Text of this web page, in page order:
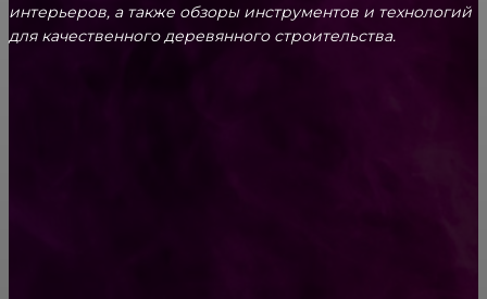
интерьеров, а также обзоры инструментов и технологий
для качественного деревянного строительства.